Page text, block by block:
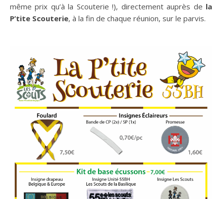
même prix qu’à la Scouterie !), directement auprès de la
P’tite Scouterie, à la fin de chaque réunion, sur le parvis.